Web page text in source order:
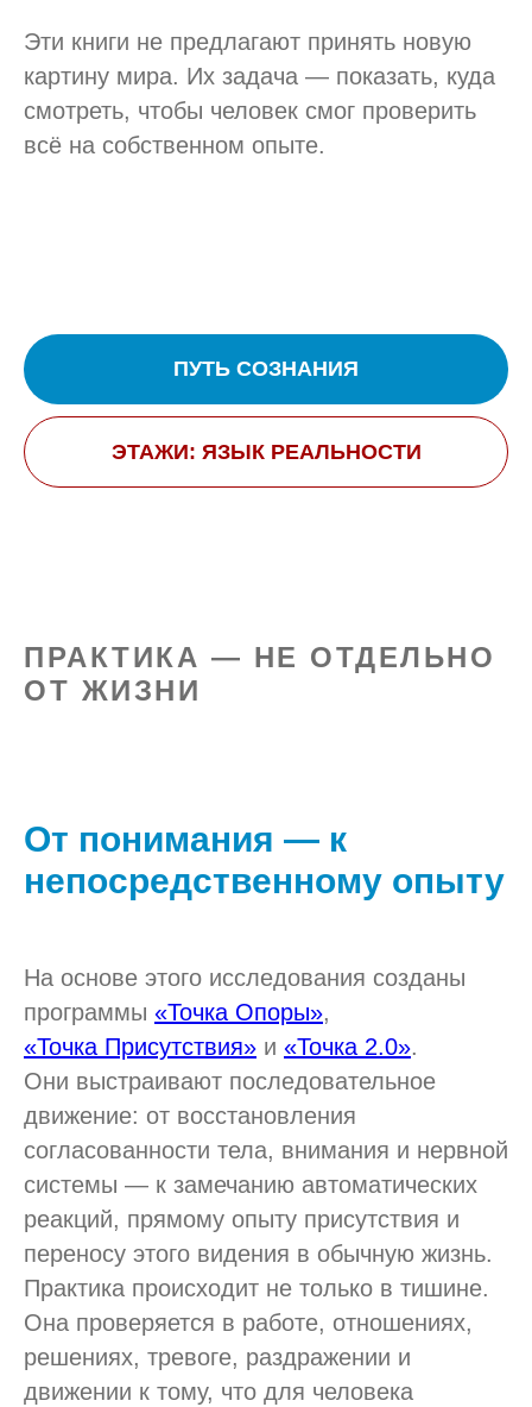
Эти книги не предлагают принять новую
картину мира. Их задача — показать, куда
смотреть, чтобы человек смог проверить
всё на собственном опыте.
ПУТЬ СОЗНАНИЯ
ЭТАЖИ: ЯЗЫК РЕАЛЬНОСТИ
ПРАКТИКА — НЕ ОТДЕЛЬНО
ОТ ЖИЗНИ
От понимания — к
непосредственному опыту
На основе этого исследования созданы
программы «Точка Опоры»,
«Точка Присутствия» и «Точка 2.0».
Они выстраивают последовательное
движение: от восстановления
согласованности тела, внимания и нервной
системы — к замечанию автоматических
реакций, прямому опыту присутствия и
переносу этого видения в обычную жизнь.
Практика происходит не только в тишине.
Она проверяется в работе, отношениях,
решениях, тревоге, раздражении и
движении к тому, что для человека